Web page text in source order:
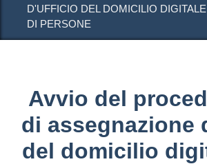
D'UFFICIO DEL DOMICILIO
DI PERSONE
Avvio del
di assegnazione
del domicilio